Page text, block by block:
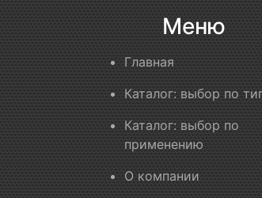
Меню
Главная
Каталог: выбор по
Каталог: выбор по
применению
О компании